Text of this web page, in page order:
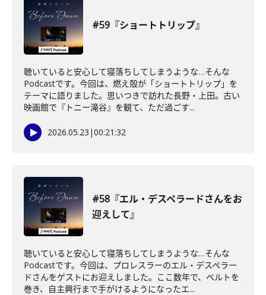
#59『ショートトリップ』
聴いていると安心して寝落ちしてしまうような…そんな
Podcastです。今回は、燃え殻が「ショートトリップ」を
テーマに語りました。思いつきで訪れた長野・上田。古い
映画館で『トニー滝谷』を観て、ただ過ごす...
2026.05.23 |00:21:32
#58『エル・デスペラードさんをお
迎えして』
聴いていると安心して寝落ちしてしまうような…そんな
Podcastです。今回は、プロレスラーのエル・デスペラー
ドさんをゲストにお迎えしました。ここ数年で、ベルトを
巻き、自主興行まで手がけるようになったエ...